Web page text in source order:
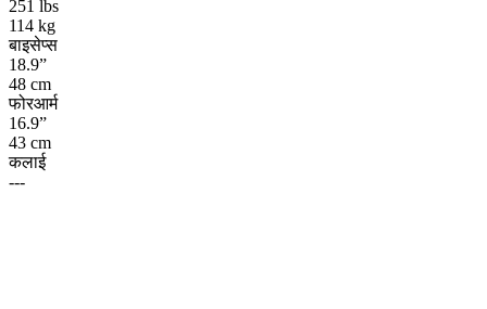
251 lbs
114 kg
बाइसेप्स
18.9”
48 cm
फोरआर्म
16.9”
43 cm
कलाई
---